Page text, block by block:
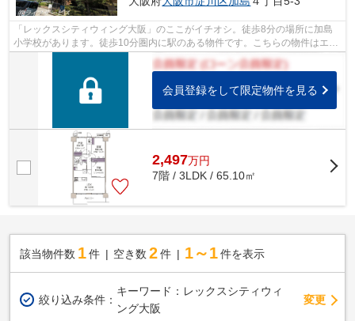
「レックスシティウィング大阪」のここがイチオシ。徒歩8分の場所に加島
小学校があります。徒歩10分圏内に駅のある物件です。こちらの物件はエレ
ベーター2基付きです。大阪市淀川区エ...
会員登録をして限定物件を見る
2,497万円
7階 / 3LDK / 65.10㎡
該当物件数 1件 空き数 2 件 1～1 件を表示
絞り込み条件：
キーワード：レックスシティウィ
ング大阪
変更